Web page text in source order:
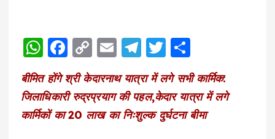
W
h
a
ts
A
F
a
c
e
b
C
p
y
Li
E
ai
l
T
el
e
g
r
T
w
it
te
r
h
a
re
बीमित होंगे श्री केदारनाथ यात्रा में लगे सभी कार्मिक:
जिलाधिकारी रुद्रप्रयाग की पहल,केदार यात्रा में लगे
कार्मिकों का 20 लाख का निःशुल्क दुर्घटना बीमा